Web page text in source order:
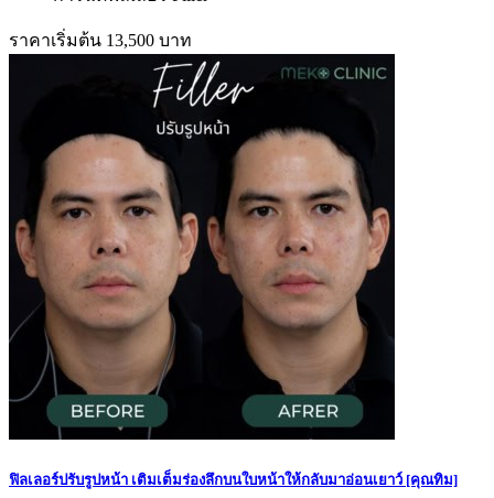
ราคาเริ่มต้น 13,500 บาท
ฟิลเลอร์ปรับรูปหน้า เติมเต็มร่องลึกบนใบหน้าให้กลับมาอ่อนเยาว์ [คุณทิม]